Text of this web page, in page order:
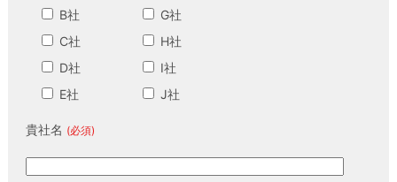
B社
C社
D社
E社
G社
H社
I社
J社
貴社名 (必須)